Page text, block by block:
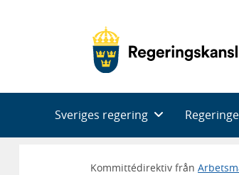
Sveriges regering
Kommittédirektiv från